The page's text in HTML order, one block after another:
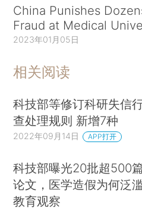
China Punishes
Fraud at Medical
2023年01月05日
相关阅读
科技部等修订科研失信
查处理规则 新增7种
2022年09月14日 APP打开
科技部曝光20批超500
论文，医学造假为何泛
教育观察